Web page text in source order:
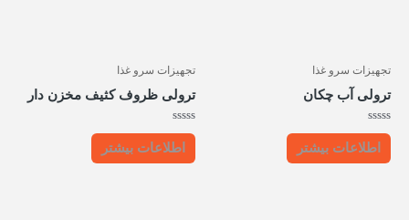
تجهیزات سرو غذا
ترولی آب چکان
امتیاز
5
اطلاعات بیشتر
تجهیزات سرو غذا
ترولی ظروف کثیف مخزن دار
امتیاز
5
اطلاعات بیشتر